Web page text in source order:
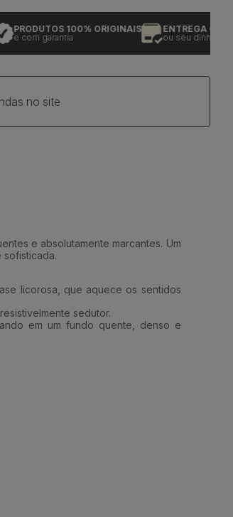
100% ORIGINAIS
garantia
ENTREGA
ou seu dinheiro de
no site
e absolutamente marcantes. Um
licorosa, que aquece os sentidos
sedutor.
em um fundo quente, denso e